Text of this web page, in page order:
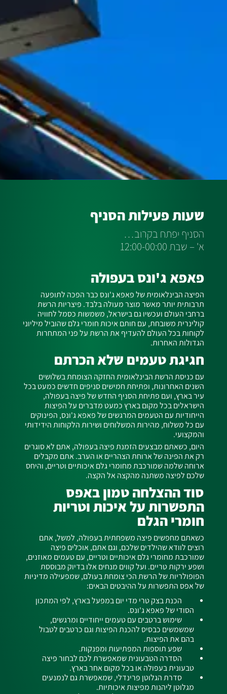
שעות פעילות הסניף
הסניף יפתח בקרוב…
א' – שבת 12:00-00:00
פאפא ג'ונס בעפולה
הפיצה הבינלאומית של פאפא ג'ונס כבר הפכה לתופעה
תרבותית יותר מאשר מוצר מעולה בלבד. פיצריות הרשת
ברחבי העולם ועכשיו גם בישראל, משמשות כסמל לחוויה
קולינרית משובחת, עם חותם איכות חומרי גלם שהוביל מיליוני
לקוחות בכל העולם להעדיף את הרשת על פני המתחרות
הגדולות האחרות.
חגיגת טעמים שלא הכרתם
עם כניסת הרשת הבינלאומית החזקה הצומחת בשלושים
השנים האחרונות, ופתיחת חמישים סניפים חדשים כמעט בכל
עיר בארץ, ועם פתיחת הסניף החדש של פיצה בעפולה,
הישראלים בכל מקום בארץ כמעט מדברים על הפיצות
הייחודיות עם הטעמים המרגשים של פאפא ג'ונס, הפינוקים
עם כל משלוח, מהירות המשלוחים ושירות הלקוחות הידידותי
והמקצועי.
היום, כשאתם מבצעים הזמנת פיצה בעפולה, אתם לא סוגרים
רק את הפינה של ארוחת הצהריים או הערב. אתם מקבלים
ארוחה שלמה שמורכבת מחומרי גלם איכותיים וטריים, והיחס
שלכם לפיצה משתנה מהקצה אל הקצה.
סוד ההצלחה טמון באפס
התפשרות על איכות וטריות
חומרי הגלם
כשאתם מחפשים פיצה משפחתית בעפולה, למשל, אתם
רוצים לוודא שהילדים שלכם, וגם אתם, אוכלים פיצה
שמורכבת מחומרי גלם איכותיים וטריים, עם טעמים מאוזנים,
ושפע ירקות טריים. ועל קווים מנחים אלו בדיוק מבוססת
הפופולריות של הרשת הכי צומחת בעולם, שמפעילה מדיניות
של אפס התפשרות על ההיבטים הבאים:
הכנת בצק טרי מדי יום במפעל בארץ, לפי המתכון
הסודי של פאפא ג'ונס.
שימוש ברטבים עם טעמים ייחודיים ומרגשים,
שמשמשים כבסיס להכנת הפיצות וגם כרטבים לטבול
בהם את הפיצות.
שפע תוספות המפתיעות ומפנקות.
הסדרה הטבעונית שמאפשרת לכם לבחור פיצה
טבעונית בעפולה או בכל מקום אחר בארץ.
סדרת הגלוטן פרינדלי, שמאפשרת גם לנמנעים
מגלוטן ליהנות מפיצות איכותיות.